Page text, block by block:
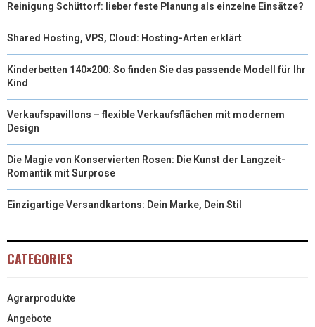
Reinigung Schüttorf: lieber feste Planung als einzelne Einsätze?
Shared Hosting, VPS, Cloud: Hosting-Arten erklärt
Kinderbetten 140×200: So finden Sie das passende Modell für Ihr
Kind
Verkaufspavillons – flexible Verkaufsflächen mit modernem
Design
Die Magie von Konservierten Rosen: Die Kunst der Langzeit-
Romantik mit Surprose
Einzigartige Versandkartons: Dein Marke, Dein Stil
CATEGORIES
Agrarprodukte
Angebote